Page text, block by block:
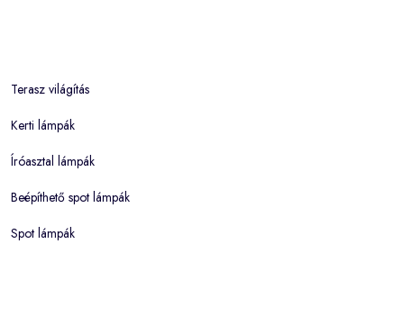
Terasz világítás
Kerti lámpák
Íróasztal lámpák
Beépíthető spot lámpák
Spot lámpák